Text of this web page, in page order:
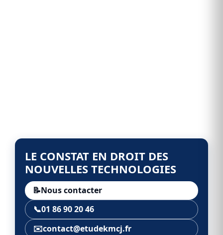
LE CONSTAT EN DROIT DES
NOUVELLES TECHNOLOGIES
📝Nous contacter
📞01 86 90 20 46
✉️contact@etudekmcj.fr